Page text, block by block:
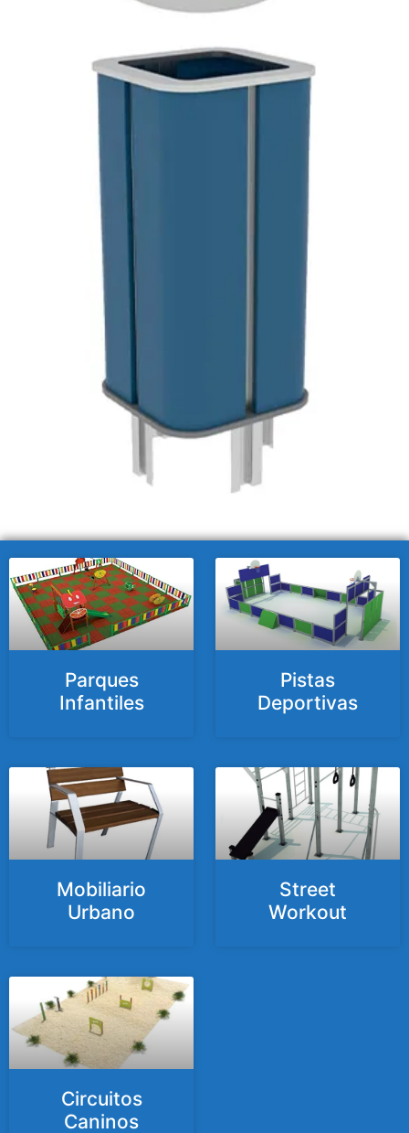
Parques
Infantiles
Pistas
Deportivas
Mobiliario
Urbano
Street
Workout
Circuitos
Caninos